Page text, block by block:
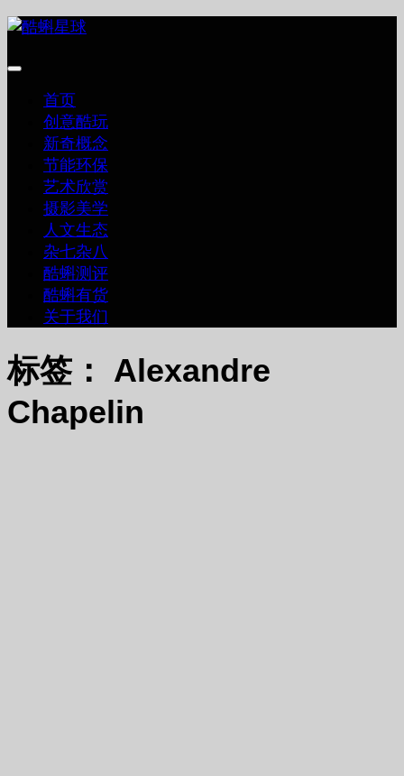
跳
内
首页
创意酷玩
新奇概念
节能环保
艺术欣赏
摄影美学
人文生态
杂七杂八
酷蝌测评
酷蝌有货
关于我们
标签： Alexandre
Chapelin